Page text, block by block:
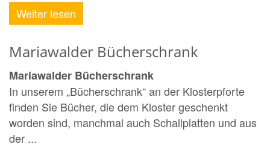
Weiter lesen
Mariawalder Bücherschrank
Mariawalder Bücherschrank
In unserem „Bücherschrank“ an der Klosterpforte
finden Sie Bücher, die dem Kloster geschenkt
worden sind, manchmal auch Schallplatten und aus
der ...